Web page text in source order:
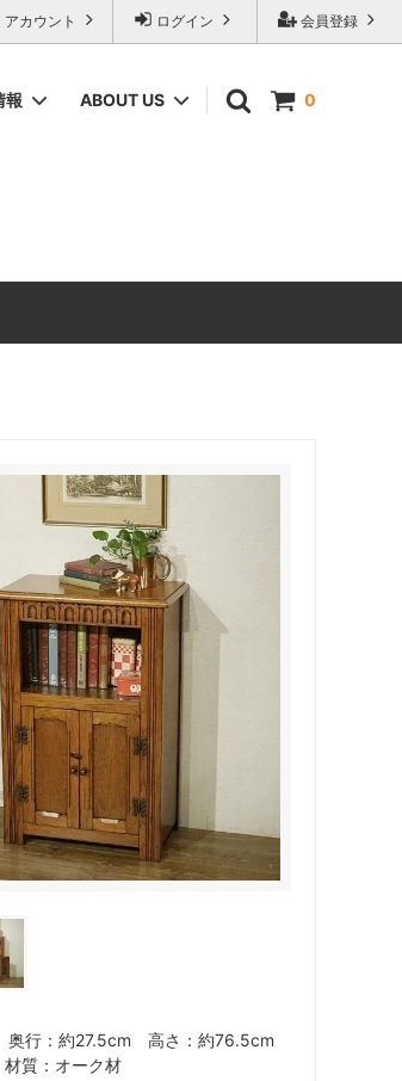
会員登録
ログイン
アカウント
0
報 ABOUT US
行：約27.5cm 高さ：約76.5cm
質：オーク材